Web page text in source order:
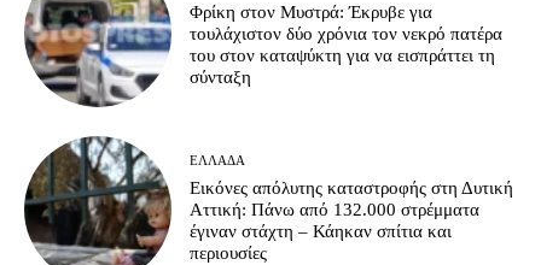
Φρίκη στον Μυστρά: Έκρυβε για
τουλάχιστον δύο χρόνια τον νεκρό πατέρα
του στον καταψύκτη για να εισπράττει τη
σύνταξη
ΕΛΛΆΔΑ
Εικόνες απόλυτης καταστροφής στη Δυτική
Αττική: Πάνω από 132.000 στρέμματα
έγιναν στάχτη – Κάηκαν σπίτια και
περιουσίες